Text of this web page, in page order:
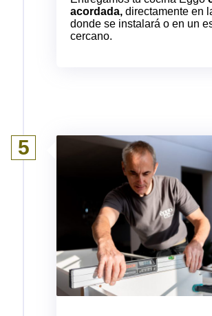
acordada, directamente en
donde se instalará o en un
cercano.
5